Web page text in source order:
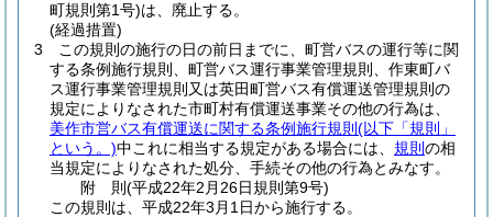
町規則第1号)は、廃止する。
(経過措置)
3
この規則の施行の日の前日までに、町営バスの運行等に関
する条例施行規則、町営バス運行事業管理規則、作東町バ
ス運行事業管理規則又は英田町営バス有償運送管理規則の
規定によりなされた市町村有償運送事業その他の行為は、
美作市営バス有償運送に関する条例施行規則 (以下「規則」
という。)中これに相当する規定がある場合には、 規則 の相
当規定によりなされた処分、手続その他の行為とみなす。
附 則(平成22年2月26日規則第9号)
この規則は、平成22年3月1日から施行する。